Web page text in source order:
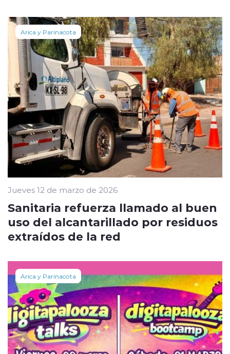
Arica y Parinacota
Jueves 12 de marzo de 2026
Sanitaria refuerza llamado al buen
uso del alcantarillado por residuos
extraídos de la red
Arica y Parinacota